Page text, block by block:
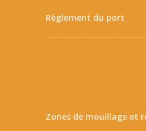
Règlement du port
Zones de mouillage et